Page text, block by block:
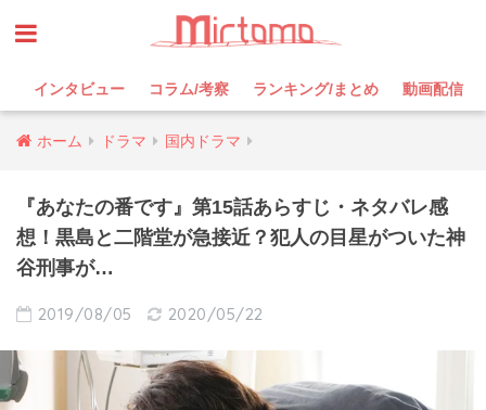
インタビュー コラム/考察 ランキング/まとめ 動画配信
ホーム ドラマ 国内ドラマ
『あなたの番です』第15話あらすじ・ネタバレ感
想！黒島と二階堂が急接近？犯人の目星がついた神
谷刑事が…
2019/08/05 2020/05/22